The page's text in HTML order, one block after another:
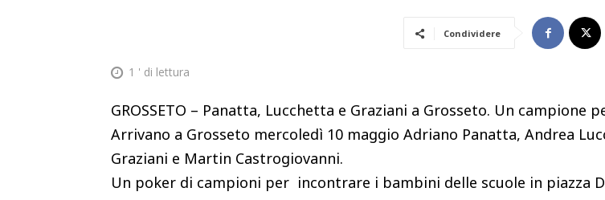
Condividere
1 ' di lettura
GROSSETO – Panatta, Lucchetta e Graziani a Grosseto. Un campione
Arrivano a Grosseto mercoledì 10 maggio Adriano Panatta, Andrea
Graziani e Martin Castrogiovanni.
Un poker di campioni per incontrare i bambini delle scuole in piazza